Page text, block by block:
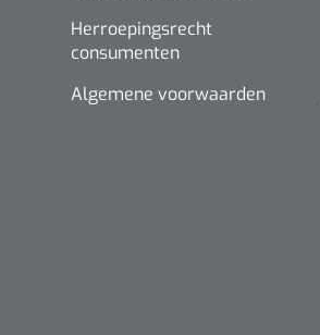
Herroepingsrecht
consumenten
Algemene voorwaarden